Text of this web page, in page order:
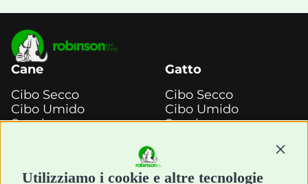
Utilizziamo i cookie e altre tecnologie
Cane
Cibo Secco
Cibo Umido
Snack e
Gatto
Cibo Secco
Cibo Umido
Snack e